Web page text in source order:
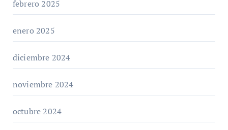
febrero 2025
enero 2025
diciembre 2024
noviembre 2024
octubre 2024